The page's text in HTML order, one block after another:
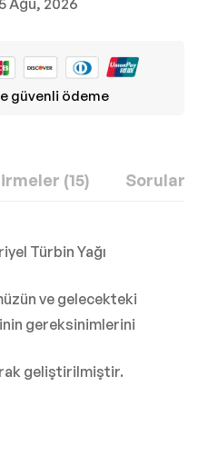
Ağu, 2026
güvenli ödeme
(15) Sorular
Türbin Yağı
ve gelecekteki
gereksinimlerini
geliştirilmiştir.